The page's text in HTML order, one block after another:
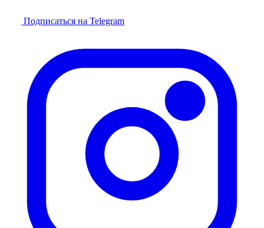
Подписаться на Telegram